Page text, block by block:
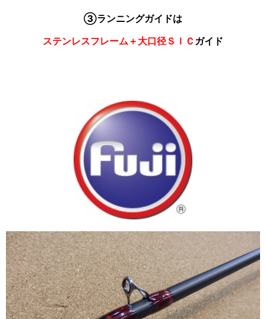
③ランニングガイドは
ステンレスフレーム＋大口径ＳＩＣ ガイド